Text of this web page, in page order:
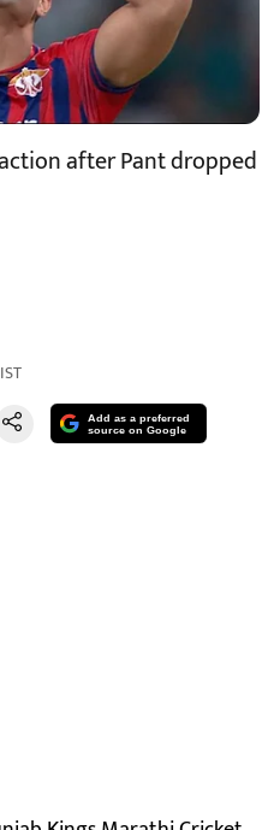
after Pant dropped
IST
Add as a preferred
source on Google